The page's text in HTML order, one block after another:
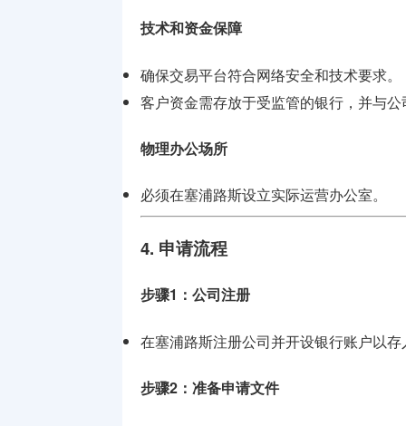
技术和资金保障
确保交易平台符合网络安全和技术要求。
客户资金需存放于受监管的银行，并与
物理办公场所
必须在塞浦路斯设立实际运营办公室。
4. 申请流程
步骤1：公司注册
在塞浦路斯注册公司并开设银行账户以
步骤2：准备申请文件